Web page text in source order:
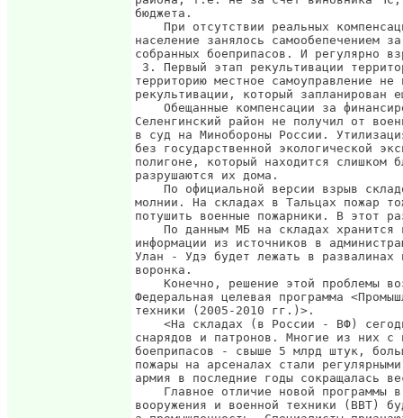
бюджета.
При отсутствии реальных
население занялось самообепечением
собранных боеприпасов. И регулярно
3. Первый этап рекультивации
территорию местное самоуправление
рекультивации, который запланирован
Обещанные компенсации за
Селенгинский район не получил от
в суд на Минобороны России.
без государственной экологической
полигоне, который находится слишком
разрушаются их дома.
По официальной версии взрыв
молнии. На складах в Тальцах пожар
потушить военные пожарники. В этот
По данным МБ на складах хранится
информации из источников в
Улан - Удэ будет лежать в развалинах
воронка.
Конечно, решение этой проблемы
Федеральная целевая программа
техники (2005-2010 гг.)>.
<На складах (в России - ВФ)
снарядов и патронов. Многие из них с
боеприпасов - свыше 5 млрд штук,
пожары на арсеналах стали
армия в последние годы сокращалась
Главное отличие новой программы
вооружения и военной техники (ВВТ)